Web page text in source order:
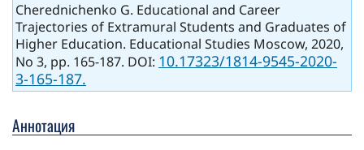
Cherednichenko G. Educational and Career
Trajectories of Extramural Students and Graduates of
Higher Education. Educational Studies Moscow, 2020,
No 3, pp. 165-187. DOI: 10.17323/1814-9545-2020-
3-165-187.
Аннотация